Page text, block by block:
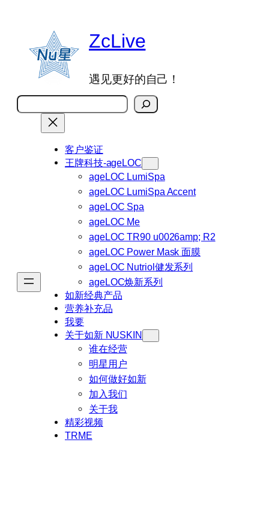
ZcLive
遇见更好的自己！
搜
索
客户鉴证
王牌科技-ageLOC
ageLOC LumiSpa
ageLOC LumiSpa Accent
ageLOC Spa
ageLOC Me
ageLOC TR90 u0026amp; R2
ageLOC Power Mask 面膜
ageLOC Nutriol健发系列
ageLOC焕新系列
如新经典产品
营养补充品
我要
关于如新 NUSKIN
谁在经营
明星用户
如何做好如新
加入我们
关于我
精彩视频
TRME